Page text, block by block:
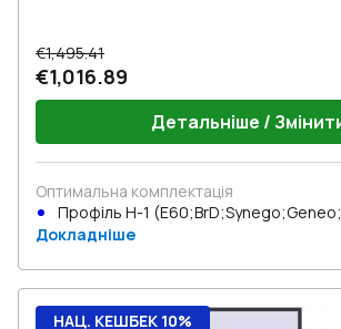
€1,495.41
€1,016.89
Детальніше /
Оптимальна комплектація
Профіль Н-1
Докладніше
НАЦ. КЕШБЕК 10%